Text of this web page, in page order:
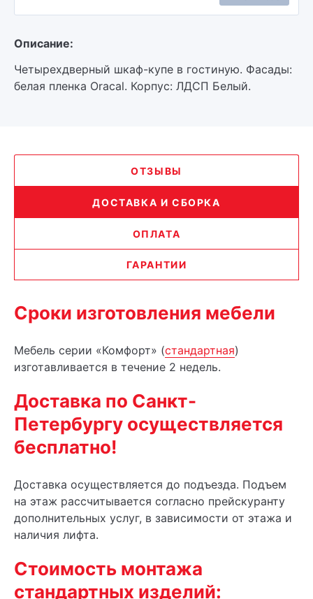
Описание:
Четырехдверный шкаф-купе в гостиную. Фасады:
белая пленка Oracal. Корпус: ЛДСП Белый.
ОТЗЫВЫ
ДОСТАВКА И СБОРКА
ОПЛАТА
ГАРАНТИИ
Сроки изготовления мебели
Мебель серии «Комфорт» (стандартная)
изготавливается в течение 2 недель.
Доставка по Санкт-
Петербургу осуществляется
бесплатно!
Доставка осуществляется до подъезда. Подъем
на этаж рассчитывается согласно прейскуранту
дополнительных услуг, в зависимости от этажа и
наличия лифта.
Стоимость монтажа
стандартных изделий: